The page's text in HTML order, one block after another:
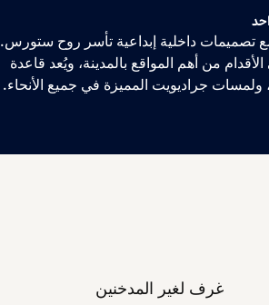
تصميمات داخلية إبداعية تأسر روح ستورس.
من أهم المواقع بالمدينة، ويُعد قاعدة
غرف لغير المدخنين